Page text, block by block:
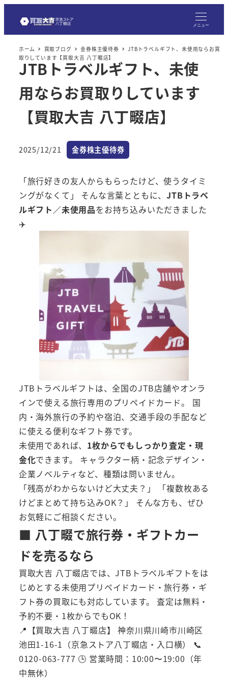
メニュー
ホーム 買取ブログ 金券株主優待券
JTBトラベルギフト、未使用ならお買
取りしています【買取大吉 八丁畷店】
JTBトラベルギフト、未使
用ならお買取りしています
【買取大吉 八丁畷店】
投稿日
2025/12/21 カテゴリー
金券株主優待券
「旅行好きの友人からもらったけど、使うタイミ
ングがなくて」 そんな言葉とともに、JTBトラベ
ルギフト／未使用品をお持ち込みいただきました
✈️
JTBトラベルギフトは、全国のJTB店舗やオンラ
インで使える旅行専用のプリペイドカード。 国
内・海外旅行の予約や宿泊、交通手段の手配など
に使える便利なギフト券です。
未使用であれば、 1枚からでもしっかり査定・現
金化できます。 キャラクター柄・記念デザイン・
企業ノベルティなど、種類は問いません。
「残高がわからないけど大丈夫？」 「複数枚ある
けどまとめて持ち込みOK？」 そんな方も、ぜひ
お気軽にご相談ください。
■ 八丁畷で旅行券・ギフトカー
ドを売るなら
買取大吉 八丁畷店では、JTBトラベルギフトをは
じめとする未使用プリペイドカード・旅行券・ギ
フト券の買取にも対応しています。 査定は無料・
予約不要・1枚からでもOK！
📍【買取大吉 八丁畷店】 神奈川県川崎市川崎区
池田1-16-1（京急ストア八丁畷店・入口横） 📞
0120-063-777 🕒 営業時間：10:00〜19:00（年
中無休）